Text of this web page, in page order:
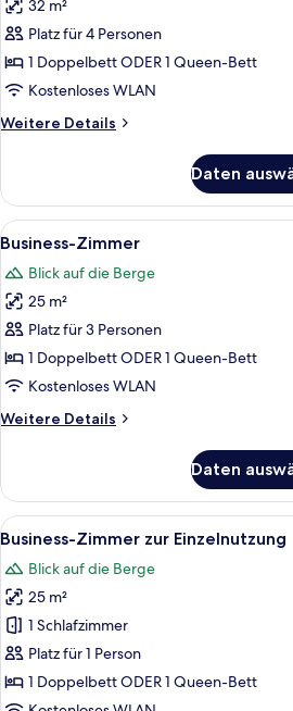
Familienzimmer
anzeigen
32 m²
Platz für 4 Personen
1 Doppelbett ODER 1 Queen-Bett
Kostenloses WLAN
Weitere Details
Weitere
Daten
Alle
Fotos
für
Business-
Zimmer
anzeigen
Ein
4
Business-Zimmer
Blick auf die Berge
25 m²
Platz für 3 Personen
1 Doppelbett ODER 1 Queen-Bett
Kostenloses WLAN
Weitere Details
Weitere
Zimmer
Daten
Alle
Fotos
für
Business-
Zimmer
zur
Einzelnutzung
anzeigen
Ein
4
Business-Zimmer zur Einzelnutzung
Blick auf die Berge
25 m²
1 Schlafzimmer
Platz für 1 Person
1 Doppelbett ODER 1 Queen-Bett